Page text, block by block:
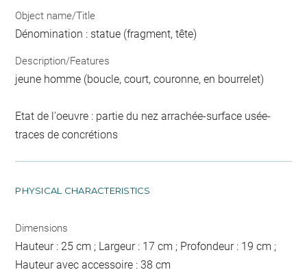
Object name/Title
Dénomination : statue (fragment, tête)
Description/Features
jeune homme (boucle, court, couronne, en bourrelet)
Etat de l'oeuvre : partie du nez arrachée-surface usée-
traces de concrétions
PHYSICAL CHARACTERISTICS
Dimensions
Hauteur : 25 cm ; Largeur : 17 cm ; Profondeur : 19 cm ;
Hauteur avec accessoire : 38 cm